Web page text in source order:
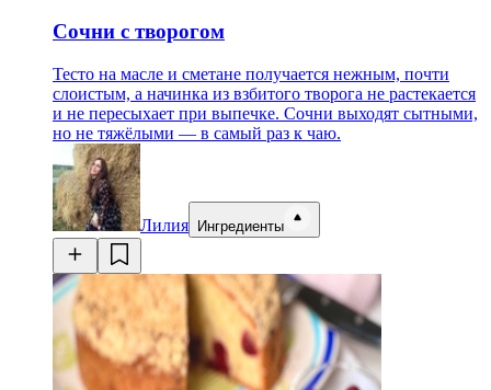
Сочни с творогом
Тесто на масле и сметане получается нежным, почти
слоистым, а начинка из взбитого творога не растекается
и не пересыхает при выпечке. Сочни выходят сытными,
но не тяжёлыми — в самый раз к чаю.
Лилия Ингредиенты